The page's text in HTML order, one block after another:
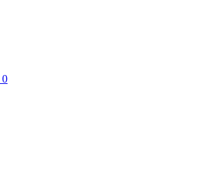
0